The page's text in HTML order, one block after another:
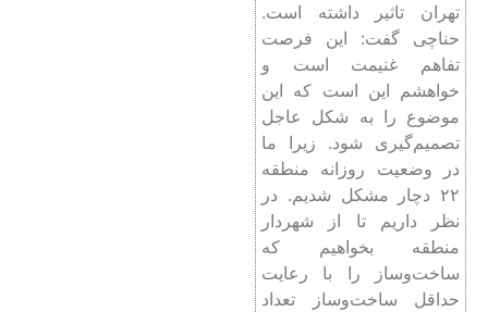
تهران تاثیر داشته است.
حناچی گفت: این فرصت
تفاهم غنیمت است و
خواهشم این است که این
موضوع را به شکل عاجل
تصمیم‌گیری شود. زیرا ما
در وضعیت روزانه منطقه
۲۲ دچار مشکل شدیم. در
نظر داریم تا از شهردار
منطقه بخواهیم که
ساخت‌وساز را با رعایت
حداقل ساخت‌وساز تعداد